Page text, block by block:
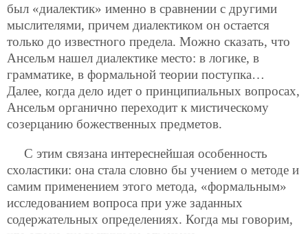
был «диалектик» именно в сравнении с другими
мыслителями, причем диалектиком он остается
только до известного предела. Можно сказать, что
Ансельм нашел диалектике место: в логике, в
грамматике, в формальной теории поступка…
Далее, когда дело идет о принципиальных вопросах,
Ансельм органично переходит к мистическому
созерцанию божественных предметов.
С этим связана интереснейшая особенность
схоластики: она стала словно бы учением о методе и
самим применением этого метода, «формальным»
исследованием вопроса при уже заданных
содержательных определениях. Когда мы говорим,